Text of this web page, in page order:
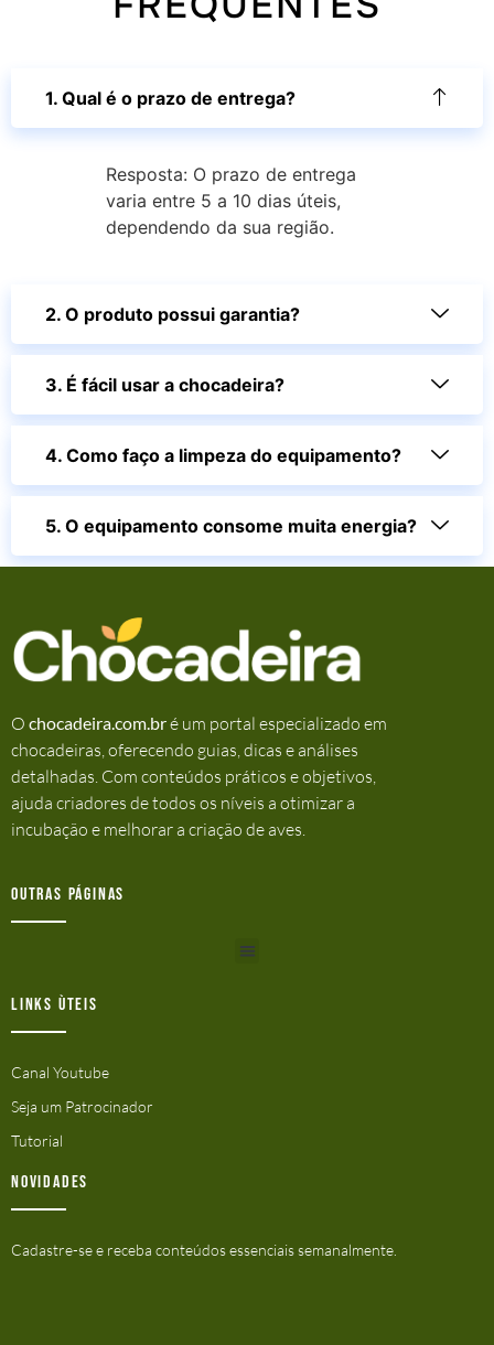
1. Qual é o prazo de entrega?
Resposta: O prazo de entrega
varia entre 5 a 10 dias úteis,
dependendo da sua região.
2. O produto possui garantia?
3. É fácil usar a chocadeira?
4. Como faço a limpeza do equipamento?
5. O equipamento consome muita energia?
O chocadeira.com.bré um portal especializado em
chocadeiras, oferecendo guias, dicas e análises
detalhadas. Com conteúdos práticos e objetivos,
ajuda criadores de todos os níveis a otimizar a
incubação e melhorar a criação de aves.
Outras Páginas
Links ùteis
Canal Youtube
Seja um Patrocinador
Tutorial
Novidades
Cadastre-se e receba conteúdos essenciais semanalmente.